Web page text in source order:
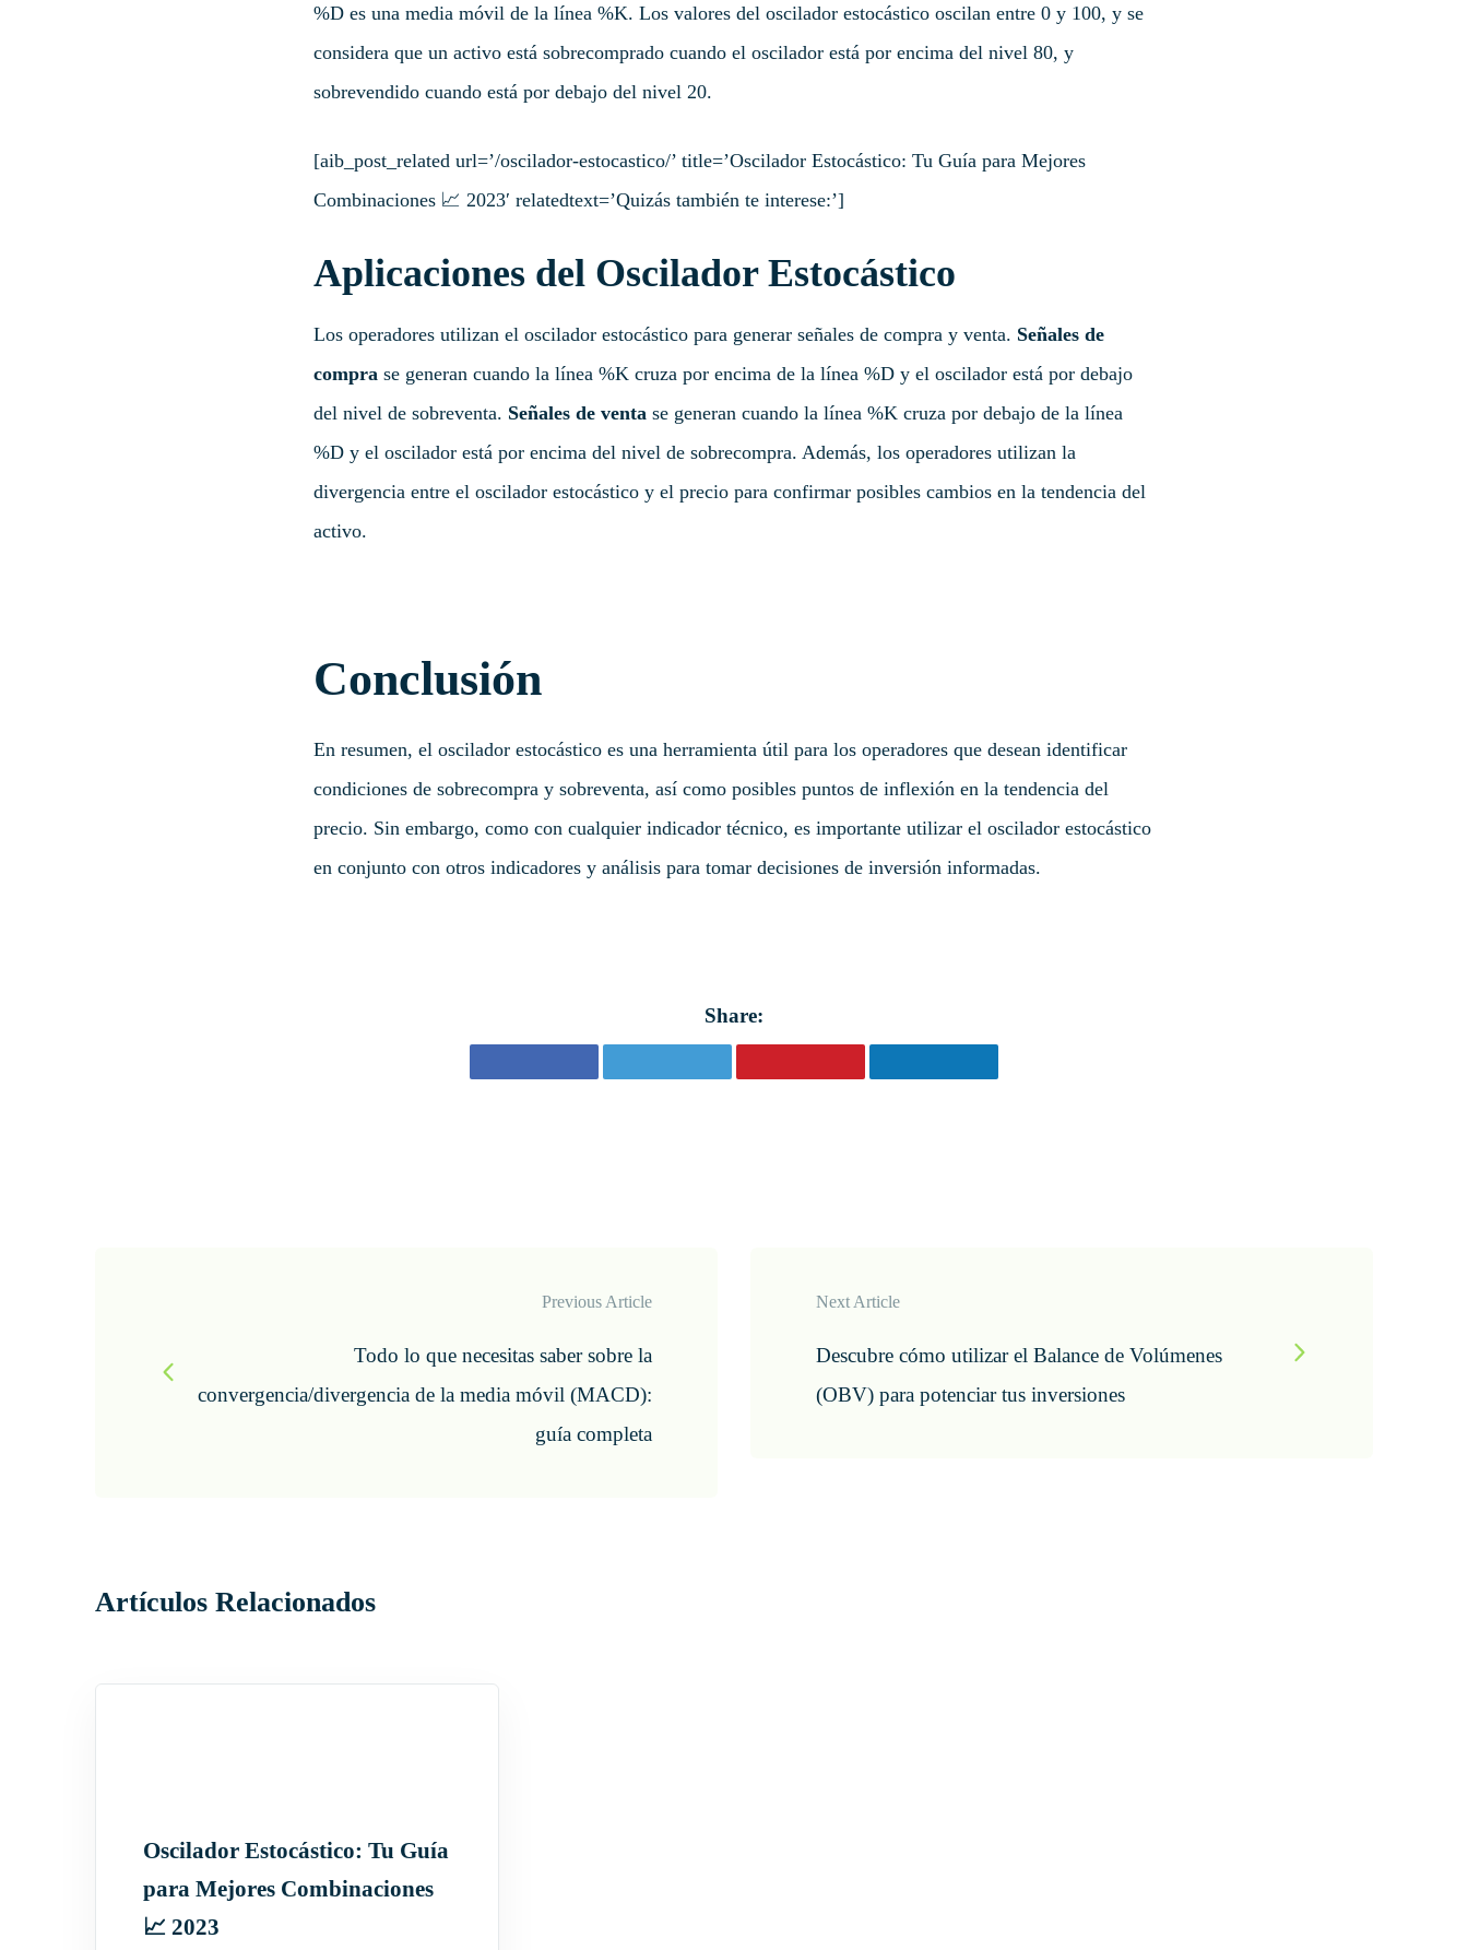
%D es una media móvil de la línea %K. Los valores del oscilador estocástico oscilan entre 0 y 100, y se
considera que un activo está sobrecomprado cuando el oscilador está por encima del nivel 80, y
sobrevendido cuando está por debajo del nivel 20.
[aib_post_related url=’/oscilador-estocastico/’ title=’Oscilador Estocástico: Tu Guía para Mejores
Combinaciones 📈 2023′ relatedtext=’Quizás también te interese:’]
Aplicaciones del Oscilador Estocástico
Los operadores utilizan el oscilador estocástico para generar señales de compra y venta. Señales de
compra se generan cuando la línea %K cruza por encima de la línea %D y el oscilador está por debajo
del nivel de sobreventa. Señales de venta se generan cuando la línea %K cruza por debajo de la línea
%D y el oscilador está por encima del nivel de sobrecompra. Además, los operadores utilizan la
divergencia entre el oscilador estocástico y el precio para confirmar posibles cambios en la tendencia del
activo.
Conclusión
En resumen, el oscilador estocástico es una herramienta útil para los operadores que desean identificar
condiciones de sobrecompra y sobreventa, así como posibles puntos de inflexión en la tendencia del
precio. Sin embargo, como con cualquier indicador técnico, es importante utilizar el oscilador estocástico
en conjunto con otros indicadores y análisis para tomar decisiones de inversión informadas.
Share:
a
Previous Article
Todo lo que necesitas saber sobre la
convergencia/divergencia de la media móvil (MACD):
guía completa
Next Article
Descubre cómo utilizar el Balance de Volúmenes
(OBV) para potenciar tus inversiones
Artículos Relacionados
Oscilador Estocástico: Tu Guía
para Mejores Combinaciones
📈 2023